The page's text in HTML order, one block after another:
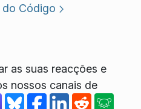
do Código
as suas reacções e
nossos canais de